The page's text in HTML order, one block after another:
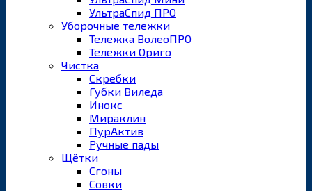
УльтраСпид ПРО
Уборочные тележки
Тележка ВолеоПРО
Тележки Ориго
Чистка
Скребки
Губки Виледа
Инокс
Мираклин
ПурАктив
Ручные пады
Щётки
Сгоны
Совки